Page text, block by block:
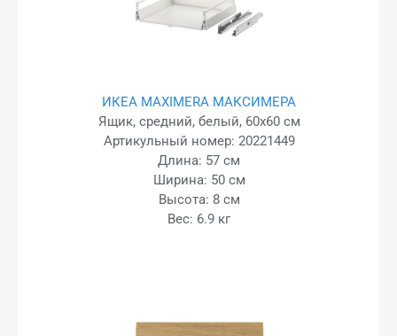
ИКЕА MAXIMERA МАКСИМЕРА
Ящик, средний, белый, 60x60 см
Артикульный номер: 20221449
Длина: 57 см
Ширина: 50 см
Высота: 8 см
Вес: 6.9 кг